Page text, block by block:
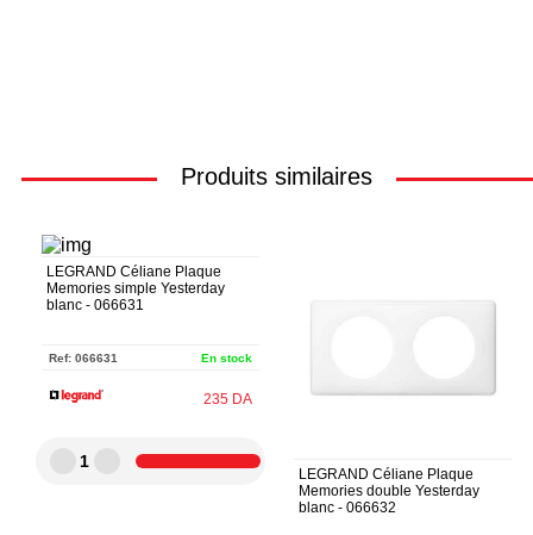
Produits similaires
LEGRAND Céliane Plaque
Memories simple Yesterday
blanc - 066631
Ref: 066631 En stock
235 DA
1
LEGRAND Céliane Plaque
Memories double Yesterday
blanc - 066632